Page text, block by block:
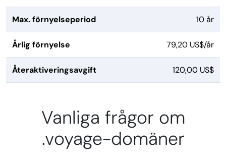
Max. förnyelseperiod 10 år
Årlig förnyelse 79,20 US$/år
Återaktiveringsavgift 120,00 US$
Vanliga frågor om
.voyage-domäner